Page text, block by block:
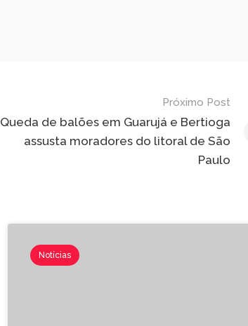
Próximo Post
Queda de balões em Guarujá e Bertioga
assusta moradores do litoral de São
Paulo
Notícias